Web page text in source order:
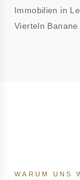
Immobilien in
Vierteln Banane
WARUM UNS